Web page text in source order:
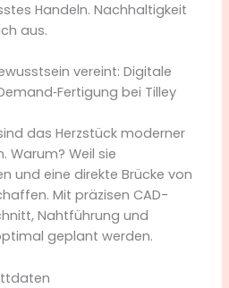
Handeln. Nachhaltigkeit
aus.
vereint: Digitale
bei Tilley
das Herzstück moderner
Warum? Weil sie
und eine direkte Brücke von
Mit präzisen CAD-
Nahtführung und
geplant werden.